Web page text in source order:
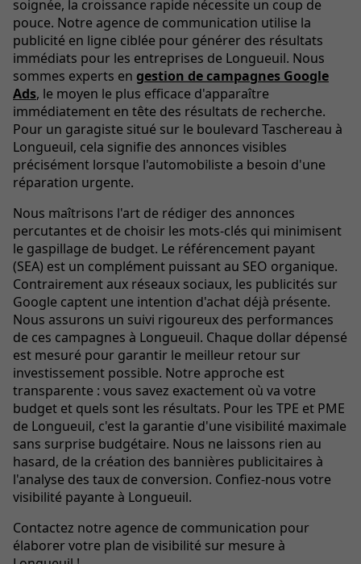
soignée, la croissance rapide nécessite un coup de
pouce. Notre agence de communication utilise la
publicité en ligne ciblée pour générer des résultats
immédiats pour les entreprises de Longueuil. Nous
sommes experts en gestion de campagnes Google
Ads, le moyen le plus efficace d'apparaître
immédiatement en tête des résultats de recherche.
Pour un garagiste situé sur le boulevard Taschereau à
Longueuil, cela signifie des annonces visibles
précisément lorsque l'automobiliste a besoin d'une
réparation urgente.
Nous maîtrisons l'art de rédiger des annonces
percutantes et de choisir les mots-clés qui minimisent
le gaspillage de budget. Le référencement payant
(SEA) est un complément puissant au SEO organique.
Contrairement aux réseaux sociaux, les publicités sur
Google captent une intention d'achat déjà présente.
Nous assurons un suivi rigoureux des performances
de ces campagnes à Longueuil. Chaque dollar dépensé
est mesuré pour garantir le meilleur retour sur
investissement possible. Notre approche est
transparente : vous savez exactement où va votre
budget et quels sont les résultats. Pour les TPE et PME
de Longueuil, c'est la garantie d'une visibilité maximale
sans surprise budgétaire. Nous ne laissons rien au
hasard, de la création des bannières publicitaires à
l'analyse des taux de conversion. Confiez-nous votre
visibilité payante à Longueuil.
Contactez notre agence de communication pour
élaborer votre plan de visibilité sur mesure à